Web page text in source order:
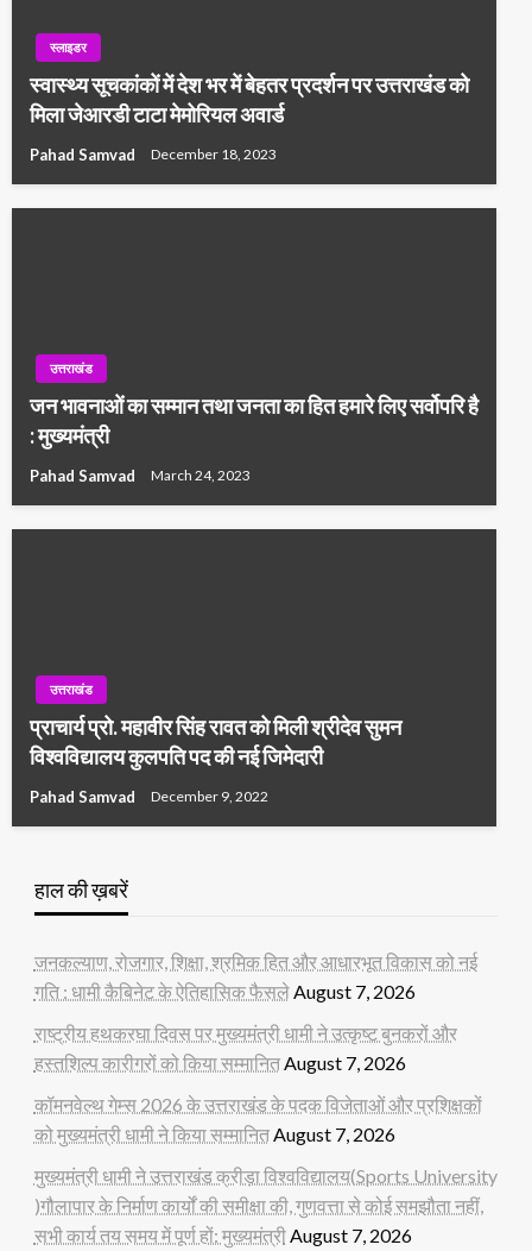
स्लाइडर
स्वास्थ्य सूचकांकों में देश भर में बेहतर प्रदर्शन पर उत्तराखंड को
मिला जेआरडी टाटा मेमोरियल अवार्ड
Pahad Samvad December 18, 2023
उत्तराखंड
जन भावनाओं का सम्मान तथा जनता का हित हमारे लिए सर्वोपरि है
: मुख्यमंत्री
Pahad Samvad March 24, 2023
उत्तराखंड
प्राचार्य प्रो. महावीर सिंह रावत को मिली श्रीदेव सुमन
विश्वविद्यालय कुलपति पद की नई जिमेदारी
Pahad Samvad December 9, 2022
हाल की ख़बरें
जनकल्याण, रोजगार, शिक्षा, श्रमिक हित और आधारभूत विकास को नई
गति : धामी कैबिनेट के ऐतिहासिक फैसलेAugust 7, 2026
राष्ट्रीय हथकरघा दिवस पर मुख्यमंत्री धामी ने उत्कृष्ट बुनकरों और
हस्तशिल्प कारीगरों को किया सम्मानितAugust 7, 2026
कॉमनवेल्थ गेम्स 2026 के उत्तराखंड के पदक विजेताओं और प्रशिक्षकों
को मुख्यमंत्री धामी ने किया सम्मानितAugust 7, 2026
मुख्यमंत्री धामी ने उत्तराखंड क्रीड़ा विश्वविद्यालय(Sports University
)गौलापार के निर्माण कार्यों की समीक्षा की, गुणवत्ता से कोई समझौता नहीं,
सभी कार्य तय समय में पूर्ण हों: मुख्यमंत्रीAugust 7, 2026